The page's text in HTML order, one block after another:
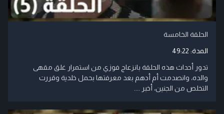
الحلقة الخامسة
المدة: 49:22
تدور أحداث هذه الحلقة بانزعاج فوزي من استمرار غلق مقهى
والده، وانصدمت أم أدهم بعد معرفتها بحمل خلدية وقررت
التخلص من الجنين، أخبر ....